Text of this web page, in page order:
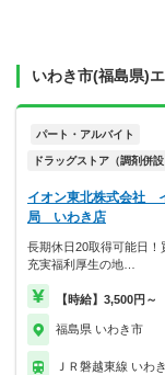
いわき市(福島県)
パート・アルバイト
ドラッグストア（調剤併設
イオン東北株式会社
局 いわき店
長期休日20取得可能日！
充実福利厚生の地…
【時給】3,500円～
福島県 いわき市
ＪＲ磐越東線 いわ